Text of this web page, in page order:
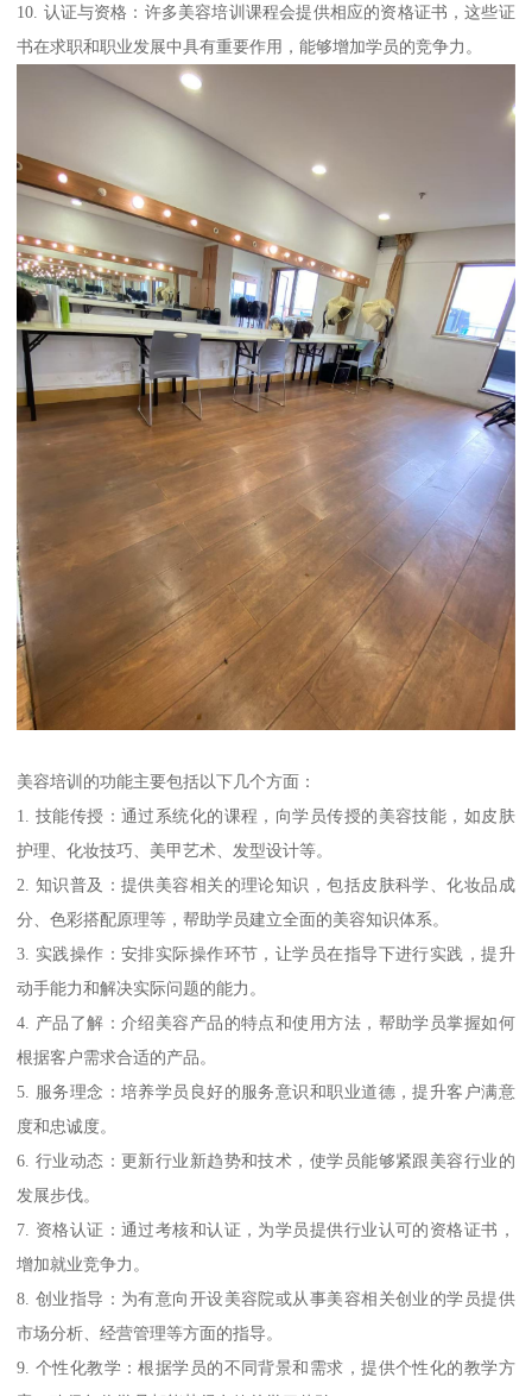
10. 认证与资格：许多美容培训课程会提供相应的资格证书，这些证
书在求职和职业发展中具有重要作用，能够增加学员的竞争力。
美容培训的功能主要包括以下几个方面：
1. 技能传授：通过系统化的课程，向学员传授的美容技能，如皮肤
护理、化妆技巧、美甲艺术、发型设计等。
2. 知识普及：提供美容相关的理论知识，包括皮肤科学、化妆品成
分、色彩搭配原理等，帮助学员建立全面的美容知识体系。
3. 实践操作：安排实际操作环节，让学员在指导下进行实践，提升
动手能力和解决实际问题的能力。
4. 产品了解：介绍美容产品的特点和使用方法，帮助学员掌握如何
根据客户需求合适的产品。
5. 服务理念：培养学员良好的服务意识和职业道德，提升客户满意
度和忠诚度。
6. 行业动态：更新行业新趋势和技术，使学员能够紧跟美容行业的
发展步伐。
7. 资格认证：通过考核和认证，为学员提供行业认可的资格证书，
增加就业竞争力。
8. 创业指导：为有意向开设美容院或从事美容相关创业的学员提供
市场分析、经营管理等方面的指导。
9. 个性化教学：根据学员的不同背景和需求，提供个性化的教学方